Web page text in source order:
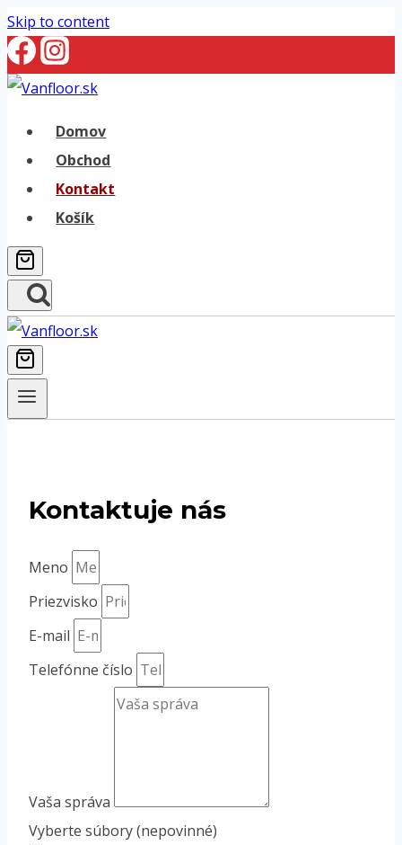
Skip to content
Domov
Obchod
Kontakt
Košík
Kontaktuje nás
Meno
Priezvisko
E-mail
Telefónne číslo
Vaša správa
Vyberte súbory (nepovinné)